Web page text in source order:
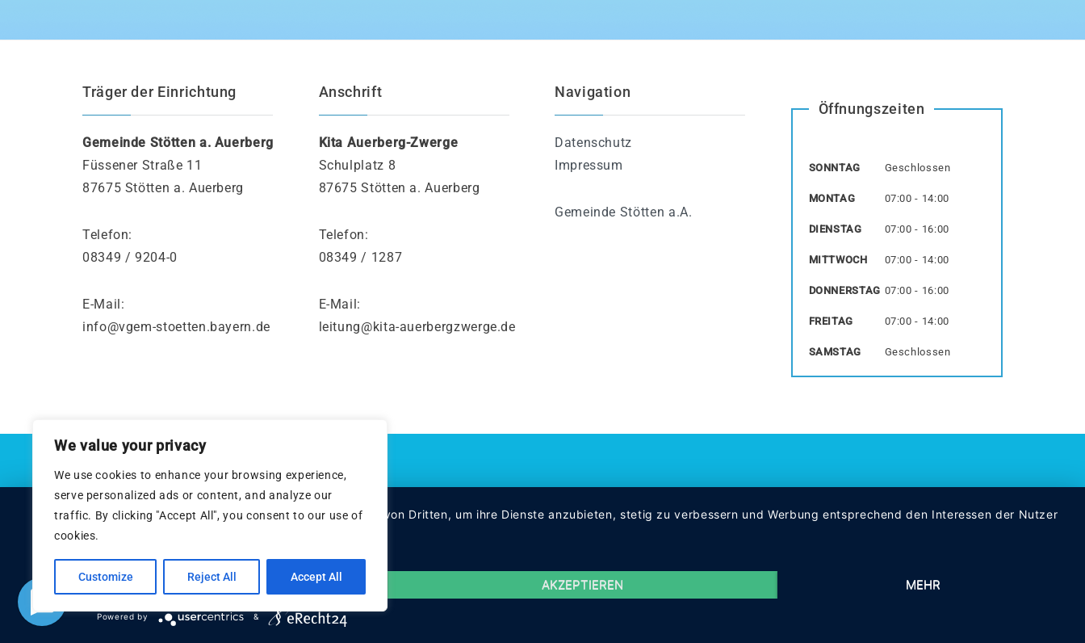
We value your privacy
We use cookies to enhance your browsing experience,
serve personalized ads or content, and analyze our
traffic. By clicking "Accept All", you consent to our use of
cookies.
Customize Reject All Accept All
Träger der Einrichtung
Gemeinde Stötten a. Auerberg
Füssener Straße 11
87675 Stötten a. Auerberg
Telefon:
08349 / 9204-0
E-Mail:
info@vgem-stoetten.bayern.de
Anschrift
Kita Auerberg-Zwerge
Schulplatz 8
87675 Stötten a. Auerberg
Telefon:
08349 / 1287
E-Mail:
leitung@kita-auerbergzwerge.de
Navigation
Datenschutz
Impressum
Gemeinde Stötten a.A.
Öffnungszeiten
SONNTAG Geschlossen
MONTAG 07:00 - 14:00
DIENSTAG 07:00 - 16:00
MITTWOCH 07:00 - 14:00
DONNERSTAG 07:00 - 16:00
FREITAG 07:00 - 14:00
SAMSTAG Geschlossen
Diese Seite nutzt Website-Tracking-Technologien von Dritten, um ihre Dienste anzubieten, stetig zu verbessern und Werbung entsprechend den Interessen der Nutzer
anzuzeigen.
ABLEHNEN AKZEPTIEREN MEHR
Powered by &